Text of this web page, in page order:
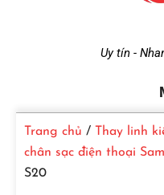
i
n
Uy tín -
Trang chủ / Thay linh
chân sạc điện thoại
S20